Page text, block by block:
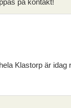
på kontakt!
Klastorp är